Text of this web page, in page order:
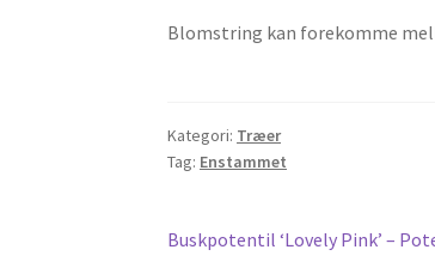
Blomstring kan forekomme
Kategori: Træer
Tag: Enstammet
Forrige
Buskpotentil ‘Lovely Pink’ –